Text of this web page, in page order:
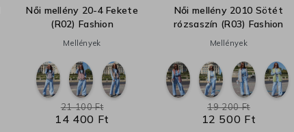
Női mellény 20-4 Fekete
(R02) Fashion
Mellények
14 400 Ft
21 100 Ft
Női mellény 2010 Sötét
rózsaszín (R03) Fashion
Mellények
12 500 Ft
19 200 Ft